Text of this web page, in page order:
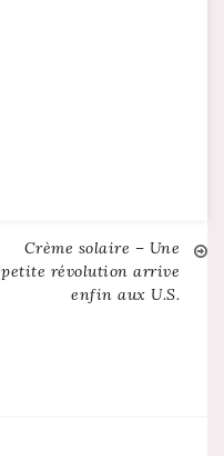
Crème solaire – Une
petite révolution arrive
enfin aux U.S.